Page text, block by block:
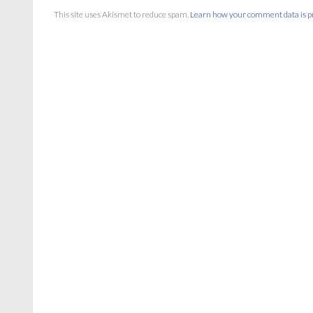
This site uses Akismet to reduce spam. Learn how your comment data is